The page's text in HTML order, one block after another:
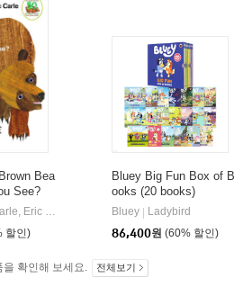
Bea
See?
Eric | Henry Holt & Company
할인)
Bluey Big Fun Box of B
ooks (20 books)
Bluey
Ladybird
86,400원 (60% 할인)
확인해 보세요. 전체보기